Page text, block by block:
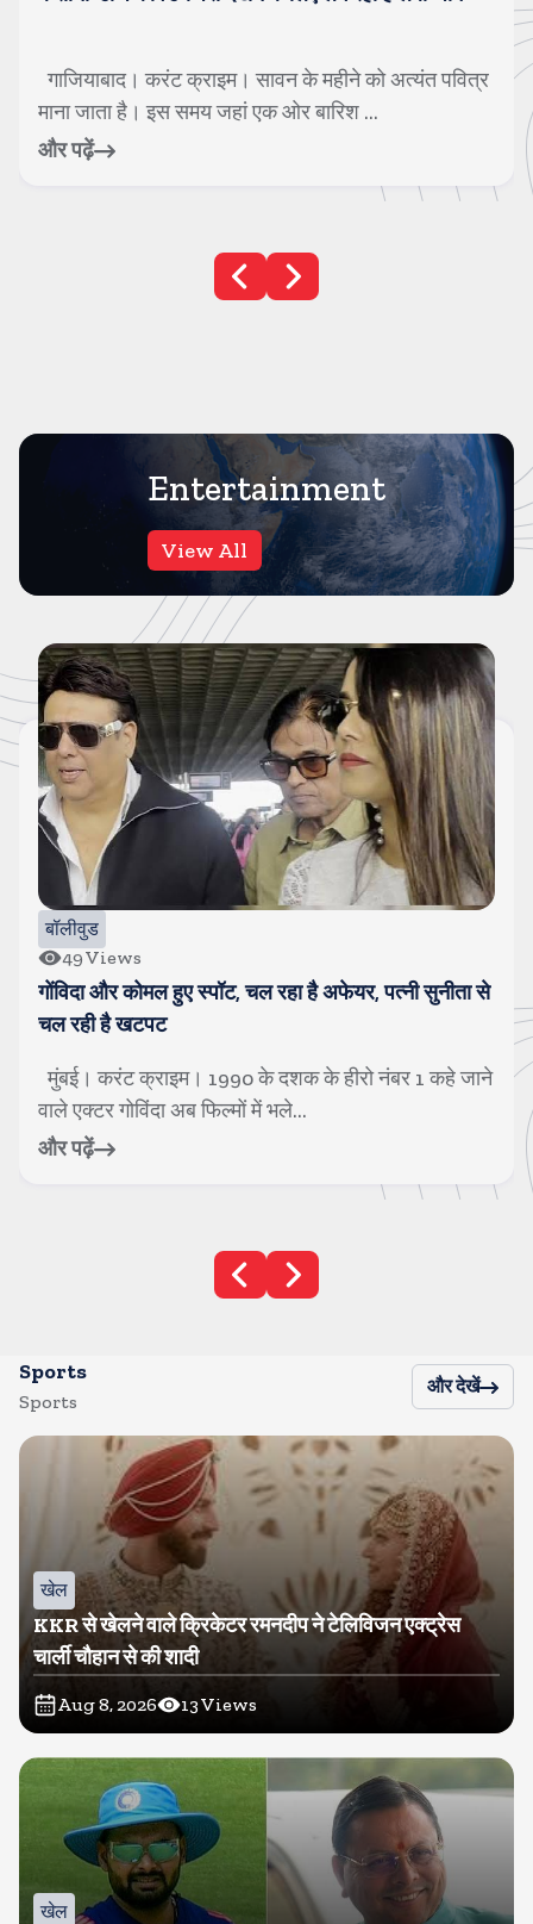
गाजियाबाद। करंट क्राइम। सावन के महीने को अत्यंत पवित्र
माना जाता है। इस समय जहां एक ओर बारिश ...
और पढ़ें
Entertainment
View All
बॉलीवुड
49Views
गोंविदा और कोमल हुए स्पॉट, चल रहा है अफेयर, पत्नी सुनीता से
चल रही है खटपट
मुंबई। करंट क्राइम। 1990 के दशक के हीरो नंबर 1 कहे जाने
वाले एक्टर गोविंदा अब फिल्मों में भले...
और पढ़ें
Sports
Sports
और देखें
खेल
KKR से खेलने वाले क्रिकेटर रमनदीप ने टेलिविजन एक्ट्रेस
चार्ली चौहान से की शादी
Aug 8, 2026 13Views
खेल